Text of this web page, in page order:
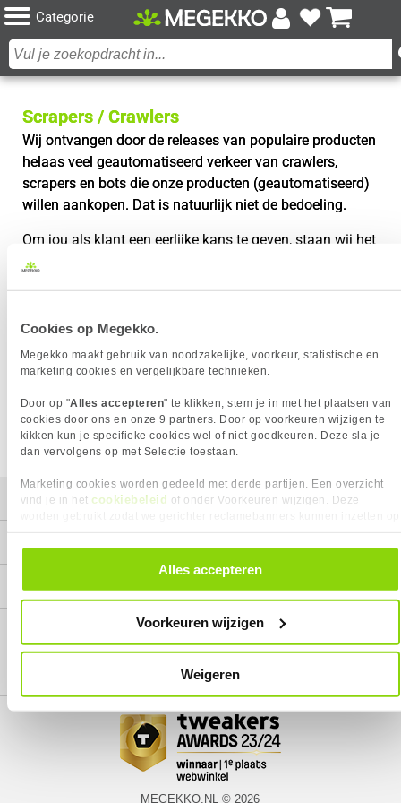
Cookies op Megekko.
Megekko maakt gebruik van noodzakelijke, voorkeur, statistische en
marketing cookies en vergelijkbare technieken.
Door op "Alles accepteren" te klikken, stem je in met het plaatsen van
cookies door ons en onze 9 partners. Door op voorkeuren wijzigen te
kikken kun je specifieke cookies wel of niet goedkeuren. Deze sla je
dan vervolgens op met Selectie toestaan.
Marketing cookies worden gedeeld met derde partijen. Een overzicht
vind je in het cookiebeleid of onder Voorkeuren wijzigen. Deze
alle cookies. Je kunt je gegeven toestemming altijd intrekken, dit doe je
door in de footer van onze website te klikken op ‘Cookievoorkeuren’
Alles accepteren
Voorkeuren wijzigen
Weigeren
Categorie
Scrapers / Crawlers
Wij ontvangen door de releases van populaire producten
helaas veel geautomatiseerd verkeer van crawlers,
scrapers en bots die onze producten (geautomatiseerd)
willen aankopen. Dat is natuurlijk niet de bedoeling.
Om jou als klant een eerlijke kans te geven, staan wij het
crawlen op hoge snelheid daarom zeker niet toe.
Indien je onze pagina’s wilt monitoren, zorg dan dat je
doet om automatische blokkade te voorkomen. Je kan je
natuurlijk ook aanmelden op onze mailing voor meer
informatie omtrent nieuwe voorraad en producten!
Mijn gegevens
Contact
MEGEKKO.NL © 2026